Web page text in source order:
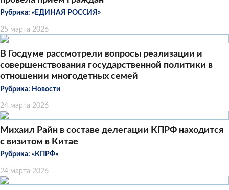
Рубрика: «ЕДИНАЯ РОССИЯ»
25 марта 2026
В Госдуме рассмотрели вопросы реализации и
совершенствования государственной политики в
отношении многодетных семей
Рубрика: Новости
24 марта 2026
Михаил Райн в составе делегации КПРФ находится
с визитом в Китае
Рубрика: «КПРФ»
24 марта 2026